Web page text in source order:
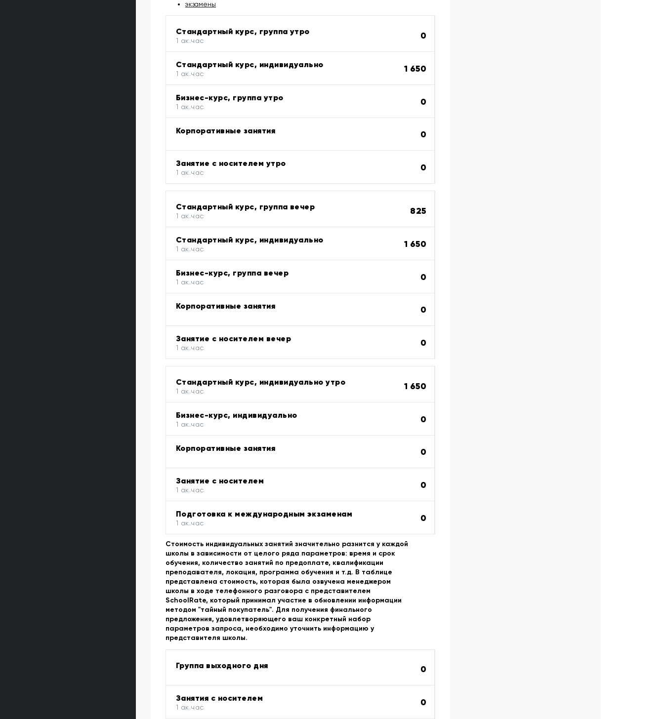
экзамены
Стандартный курс, группа утро
1 ак.час 0
Стандартный курс, индивидуально
1 ак.час 1 650
Бизнес-курс, группа утро
1 ак.час 0
Корпоративные занятия 0
Занятие с носителем утро
1 ак.час 0
Стандартный курс, группа вечер
1 ак.час 825
Стандартный курс, индивидуально
1 ак.час 1 650
Бизнес-курс, группа вечер
1 ак.час 0
Корпоративные занятия 0
Занятие с носителем вечер
1 ак.час 0
Стандартный курс, индивидуально утро
1 ак.час 1 650
Бизнес-курс, индивидуально
1 ак.час 0
Корпоративные занятия 0
Занятие с носителем
1 ак.час 0
Подготовка к международным экзаменам
1 ак.час 0
Стоимость индивидуальных занятий значительно разнится у каждой
школы в зависимости от целого ряда параметров: время и срок
обучения, количество занятий по предоплате, квалификации
преподавателя, локация, программа обучения и т.д. В таблице
представлена стоимость, которая была озвучена менеджером
школы в ходе телефонного разговора с представителем
SchoolRate, который принимал участие в обновлении информации
методом "тайный покупатель". Для получения финального
предложения, удовлетворяющего ваш конкретный набор
параметров запроса, необходимо уточнить информацию у
представителя школы.
Группа выходного дня 0
Занятия с носителем
1 ак.час 0